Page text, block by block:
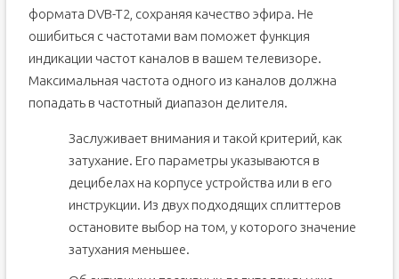
формата DVB-T2, сохраняя качество эфира. Не
ошибиться с частотами вам поможет функция
индикации частот каналов в вашем телевизоре.
Максимальная частота одного из каналов должна
попадать в частотный диапазон делителя.
Заслуживает внимания и такой критерий, как
затухание. Его параметры указываются в
децибелах на корпусе устройства или в его
инструкции. Из двух подходящих сплиттеров
остановите выбор на том, у которого значение
затухания меньшее.